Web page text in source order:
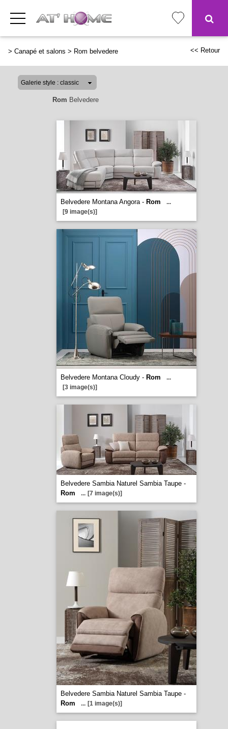
> Canapé et salons > Rom belvedere << Retour
Rom Belvedere
Belvedere Montana Angora - Rom
...
[9 image(s)]
Belvedere Montana Cloudy - Rom
...
[3 image(s)]
Belvedere Sambia Naturel Sambia Taupe -
Rom
... [7 image(s)]
Belvedere Sambia Naturel Sambia Taupe -
Rom
... [1 image(s)]